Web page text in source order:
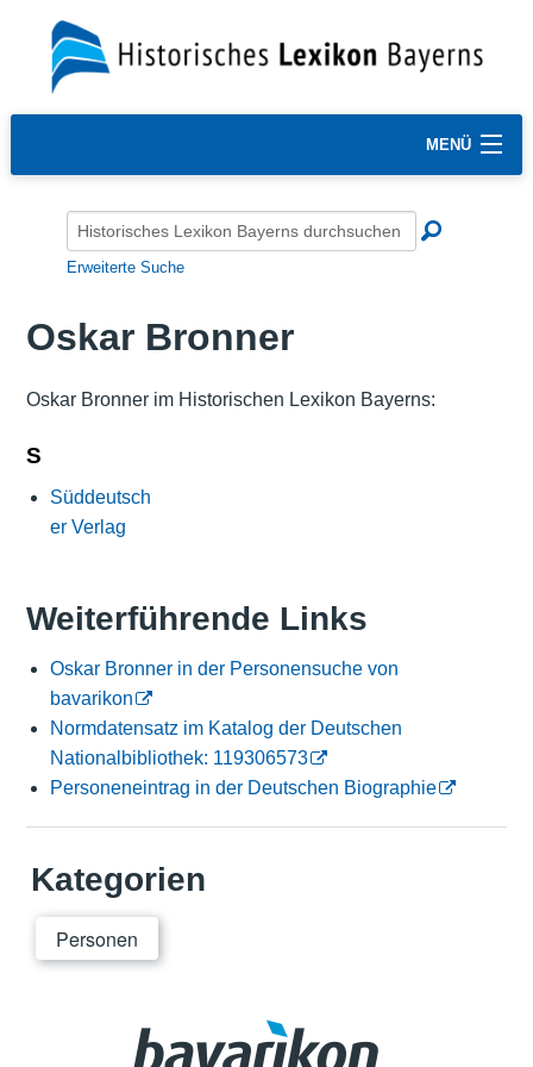
MENÜ
Erweiterte Suche
Oskar Bronner
Oskar Bronner im Historischen Lexikon Bayerns:
S
Süddeutsch
er Verlag
Weiterführende Links
Oskar Bronner in der Personensuche von
bavarikon
Normdatensatz im Katalog der Deutschen
Nationalbibliothek: 119306573
Personeneintrag in der Deutschen Biographie
Kategorien
Personen